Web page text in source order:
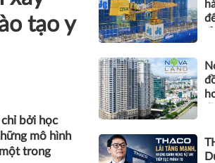
tạo y
bởi học
mô hình
trong